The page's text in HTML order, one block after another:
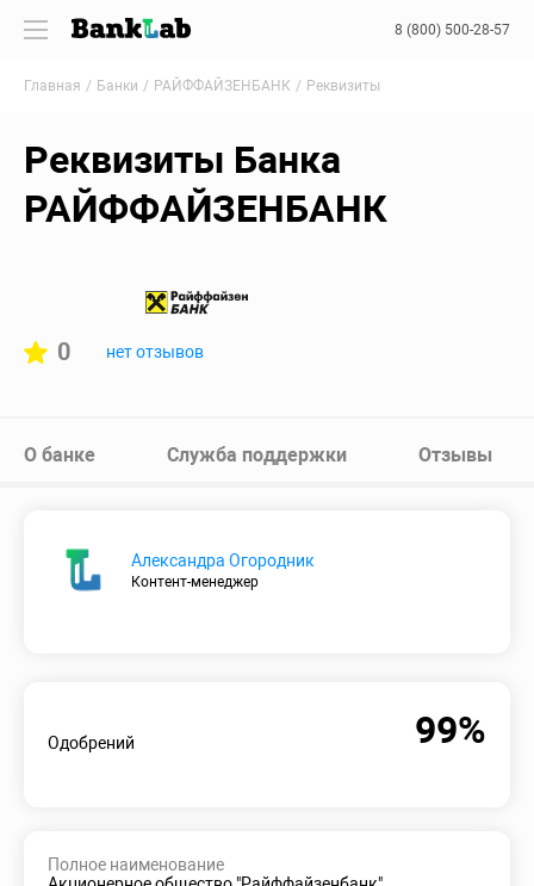
8 (800) 500-28-57
Главная Банки РАЙФФАЙЗЕНБАНК Реквизиты
Реквизиты Банка
РАЙФФАЙЗЕНБАНК
0 нет отзывов
О банке Служба поддержки Отзывы
Александра Огородник
Контент-менеджер
Одобрений 99%
Полное наименование